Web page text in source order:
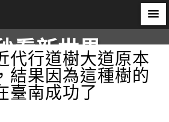
看新世界
柿子文化
代行道樹大道原本
結果因為這種樹的
臺南成功了